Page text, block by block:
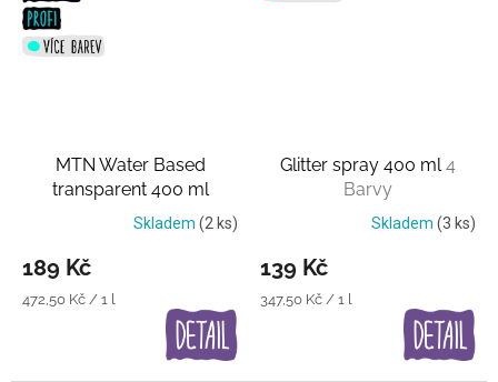
MTN Water Based
transparent 400 ml
Průsvitná černá a bílá
Skladem (2 ks)
189 Kč
Měrná
472,50 Kč / 1 l
Glitter spray 400 ml 4
Barvy
Skladem (3 ks)
139 Kč
Měrná
347,50 Kč / 1 l